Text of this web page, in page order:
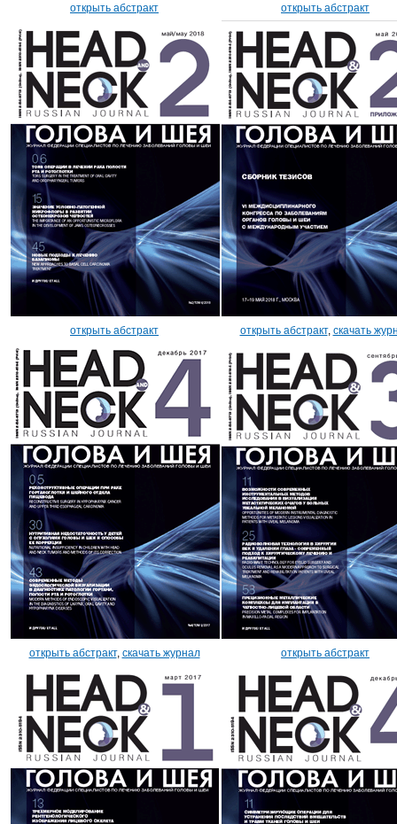
открыть абстракт открыть абстракт
открыть абстракт открыть абстракт, скачать
открыть абстракт, скачать журнал открыть абстракт